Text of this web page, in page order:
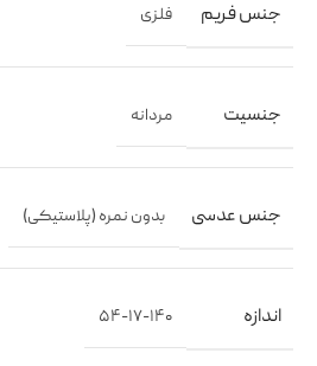
جنس فریم فلزی
جنسیت مردانه
جنس عدسی بدون نمره (پلاستیکی)
اندازه ۵۴-۱۷-۱۴۰